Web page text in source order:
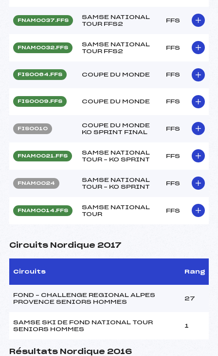
FNAM0037.FFS
SAMSE NATIONAL
TOUR FFS2
FFS
FNAM0032.FFS
SAMSE NATIONAL
TOUR FFS2
FFS
FIS0064.FFS COUPE DU MONDE FFS
FIS0009.FFS COUPE DU MONDE FFS
FIS0010
COUPE DU MONDE
KO SPRINT FINAL
FFS
FNAM0021.FFS
SAMSE NATIONAL
TOUR – KO SPRINT
FFS
FNAM0024
SAMSE NATIONAL
TOUR – KO SPRINT
FFS
FNAM0014.FFS
SAMSE NATIONAL
TOUR
FFS
Circuits Nordique 2017
Circuits Rang
FOND – CHALLENGE REGIONAL ALPES
PROVENCE SENIORS HOMMES
27
SAMSE SKI DE FOND NATIONAL TOUR
SENIORS HOMMES
1
Résultats Nordique 2016